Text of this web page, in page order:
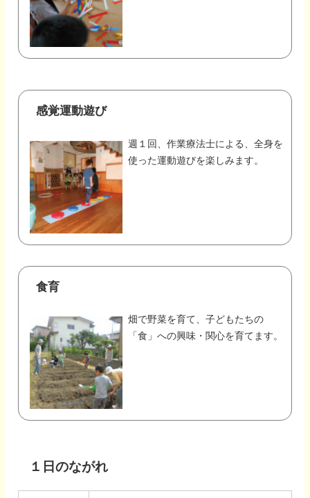
感覚運動遊び
週１回、作業療法士による、全身を
使った運動遊びを楽しみます。
食育
畑で野菜を育て、子どもたちの
「食」への興味・関心を育てます。
１日のながれ